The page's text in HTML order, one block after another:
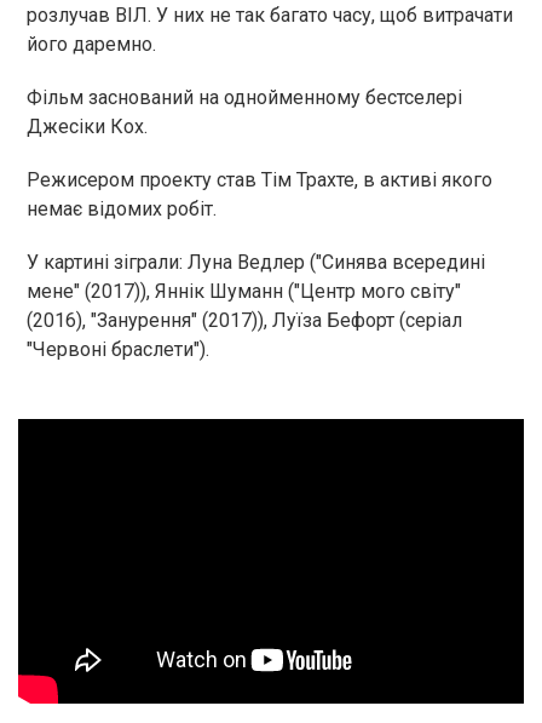
розлучав ВІЛ. У них не так багато часу, щоб витрачати
його даремно.
Фільм заснований на однойменному бестселері
Джесіки Кох.
Режисером проекту став Тім Трахте, в активі якого
немає відомих робіт.
У картині зіграли: Луна Ведлер ("Синява всередині
мене" (2017)), Яннік Шуманн ("Центр мого світу"
(2016), "Занурення" (2017)), Луїза Бефорт (серіал
"Червоні браслети").